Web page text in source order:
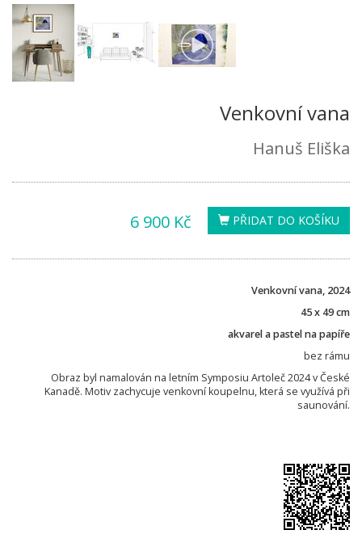
Venkovní vana
Hanuš Eliška
PŘIDAT DO KOŠÍKU
6 900 Kč
Venkovní vana, 2024
45 x 49 cm
akvarel a pastel na papíře
bez rámu
Obraz byl namalován na letním Symposiu Artoleč 2024 v České
Kanadě. Motiv zachycuje venkovní koupelnu, která se využívá při
saunování.